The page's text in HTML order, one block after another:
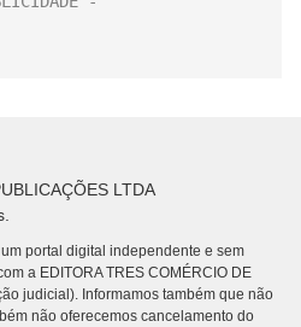
LTDA
portal digital independente e sem
a EDITORA TRES COMÉRCIO DE
judicial). Informamos também que não
não oferecemos cancelamento do